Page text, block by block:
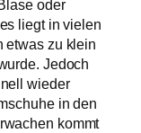
oder
liegt in vielen
etwas zu klein
Jedoch
wieder
in den
kommt